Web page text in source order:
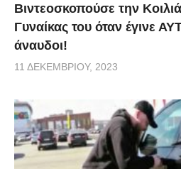
Βιντεοσκοπούσε την
Γυναίκας του όταν έγινε
άναυδοι!
11 ΔΕΚΕΜΒΡΊΟΥ, 2023